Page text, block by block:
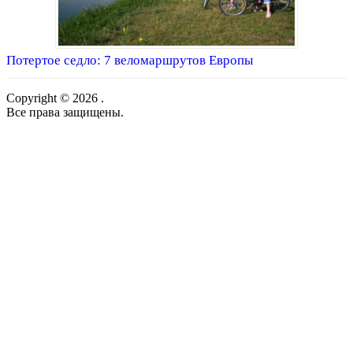
Потертое седло: 7 веломаршрутов Европы
Copyright © 2026 .
Все права защищены.